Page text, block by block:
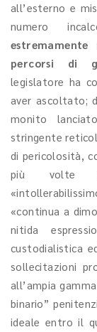
all’esterno e
numero
percorsi di
legislatore ha
aver ascoltato;
monito
stringente
di pericolosità,
più volte
«continua a
nitida
custodialistica
sollecitazioni
all’ampia
binario”
ideale entro il